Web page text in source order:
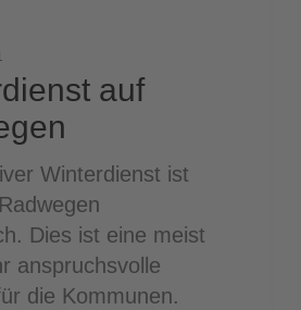
auf
Winterdienst ist
Dies ist eine meist
anspruchsvolle
die Kommunen.